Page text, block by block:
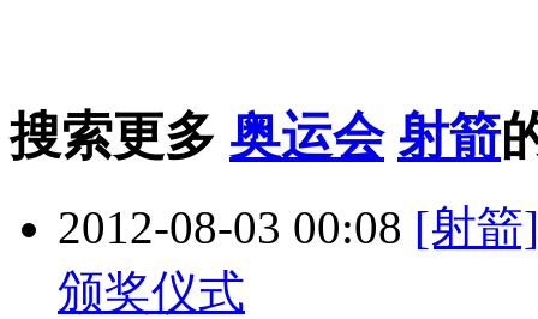
搜索更多 奥运会 射箭
2012-08-03 00:08 [射箭
颁奖仪式